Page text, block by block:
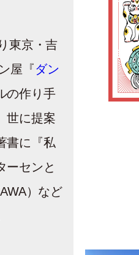
東京・吉
屋『ダン
の作り手
世に提案
書に『私
ーセンと
）など